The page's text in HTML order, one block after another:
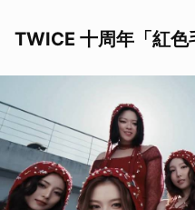
TWICE 十周年「紅色